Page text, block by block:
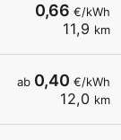
0,66 €/kWh
11,9 km
ab 0,40 €/kWh
12,0 km